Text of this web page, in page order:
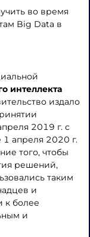
во время
Big Data в
интеллекта
издало
2019 г. с
апреля 2020 г.
того, чтобы
решений,
таким
и
к более
и